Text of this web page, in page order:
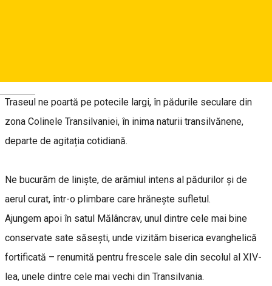
Traseul ne poartă pe potecile largi, în pădurile seculare din
zona Colinele Transilvaniei, în inima naturii transilvănene,
departe de agitația cotidiană.
Ne bucurăm de liniște, de arămiul intens al pădurilor și de
aerul curat, într-o plimbare care hrănește sufletul.
Ajungem apoi în satul Mălâncrav, unul dintre cele mai bine
conservate sate săsești, unde vizităm biserica evanghelică
fortificată – renumită pentru frescele sale din secolul al XIV-
lea, unele dintre cele mai vechi din Transilvania.